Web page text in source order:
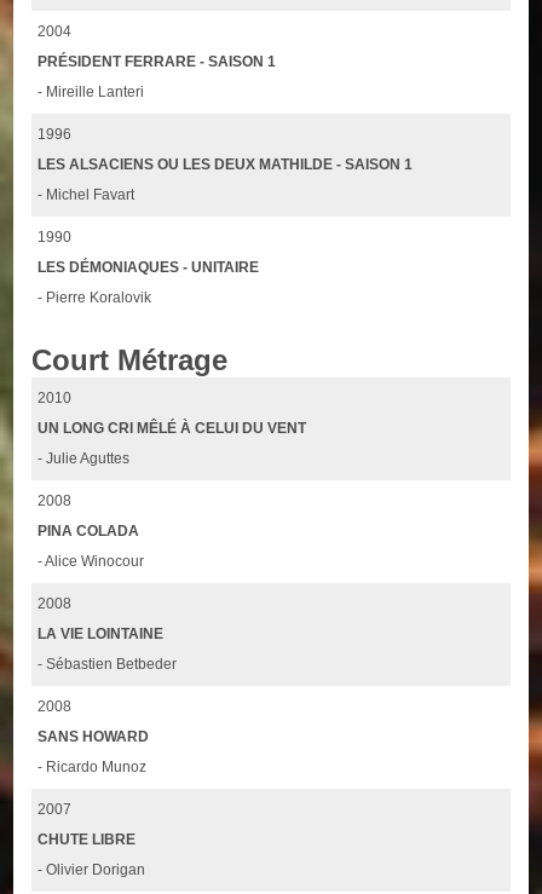
2004
PRÉSIDENT FERRARE - SAISON 1
- Mireille Lanteri
1996
LES ALSACIENS OU LES DEUX MATHILDE - SAISON 1
- Michel Favart
1990
LES DÉMONIAQUES - UNITAIRE
- Pierre Koralovik
Court Métrage
2010
UN LONG CRI MÊLÉ À CELUI DU VENT
- Julie Aguttes
2008
PINA COLADA
- Alice Winocour
2008
LA VIE LOINTAINE
- Sébastien Betbeder
2008
SANS HOWARD
- Ricardo Munoz
2007
CHUTE LIBRE
- Olivier Dorigan